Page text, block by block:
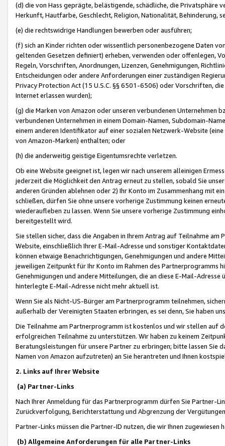
(d) die von Hass geprägte, belästigende, schädliche, die Privatsphäre
Herkunft, Hautfarbe, Geschlecht, Religion, Nationalität, Behinderung,
(e) die rechtswidrige Handlungen bewerben oder ausführen;
(f) sich an Kinder richten oder wissentlich personenbezogene Daten
geltenden Gesetzen definiert) erheben, verwenden oder offenlegen,
Regeln, Vorschriften, Anordnungen, Lizenzen, Genehmigungen,
Entscheidungen oder andere Anforderungen einer zuständigen
Privacy Protection Act (15 U.S.C. §§ 6501-6506) oder Vorschriften,
Internet erlassen wurden);
(g) die Marken von Amazon oder unseren verbundenen Unternehmen
verbundenen Unternehmen in einem Domain-Namen, Subdomain-
einem anderen Identifikator auf einer sozialen Netzwerk-Website
von Amazon-Marken) enthalten; oder
(h) die anderweitig geistige Eigentumsrechte verletzen.
Ob eine Website geeignet ist, legen wir nach unserem alleinigen
jederzeit die Möglichkeit den Antrag erneut zu stellen, sobald Sie
anderen Gründen ablehnen oder 2) Ihr Konto im Zusammenhang mit
schließen, dürfen Sie ohne unsere vorherige Zustimmung keinen
wiederaufleben zu lassen. Wenn Sie unsere vorherige Zustimmung
bereitgestellt wird.
Sie stellen sicher, dass die Angaben in Ihrem Antrag auf Teilnahme
Website, einschließlich Ihrer E-Mail-Adresse und sonstiger
können etwaige Benachrichtigungen, Genehmigungen und andere
jeweiligen Zeitpunkt für Ihr Konto im Rahmen des Partnerprogramms
Genehmigungen und andere Mitteilungen, die an diese E-Mail-
hinterlegte E-Mail-Adresse nicht mehr aktuell ist.
Wenn Sie als Nicht-US-Bürger am Partnerprogramm teilnehmen,
außerhalb der Vereinigten Staaten erbringen, es sei denn, Sie haben
Die Teilnahme am Partnerprogramm ist kostenlos und wir stellen auf
erfolgreichen Teilnahme zu unterstützen. Wir haben zu keinem
Beratungsleistungen für unsere Partner zu erbringen; bitte lassen Sie
Namen von Amazon aufzutreten) an Sie herantreten und Ihnen
2. Links auf Ihrer Website
(a) Partner-Links
Nach Ihrer Anmeldung für das Partnerprogramm dürfen Sie Partner-
Zurückverfolgung, Berichterstattung und Abgrenzung der
Partner-Links müssen die Partner-ID nutzen, die wir Ihnen zugewiesen
(b) Allgemeine Anforderungen für alle Partner-Links